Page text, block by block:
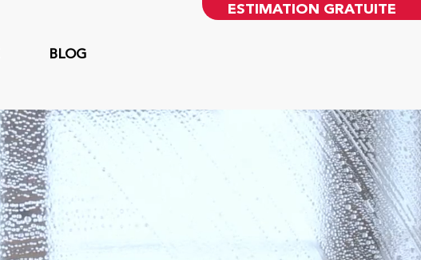
ESTIMATION GRATUITE
BLOG